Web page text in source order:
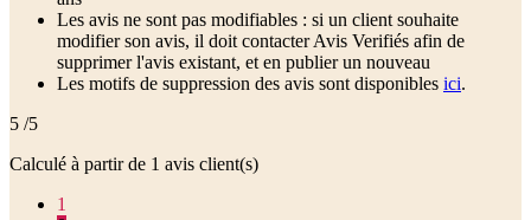
Les avis ne sont pas modifiables : si un client souhaite
modifier son avis, il doit contacter Avis Verifiés afin de
supprimer l'avis existant, et en publier un nouveau
Les motifs de suppression des avis sont disponibles ici.
5 /5
Calculé à partir de 1 avis client(s)
1